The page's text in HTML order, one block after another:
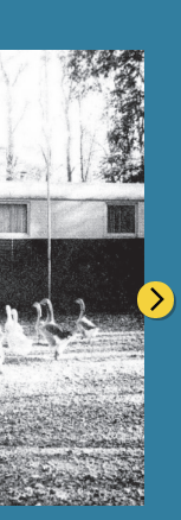
Bild